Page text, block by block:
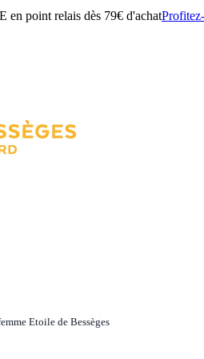
point relais dès 79€ d'achat
Etoile de Bessèges